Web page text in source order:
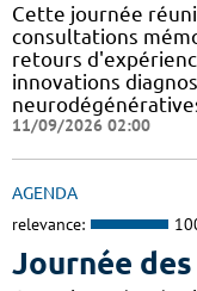
Cette journée
consultations
retours
innovations
11/09/2026 02:00
AGENDA
relevance:
Journée des